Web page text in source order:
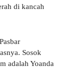
di kancah
Sosok
adalah Yoanda